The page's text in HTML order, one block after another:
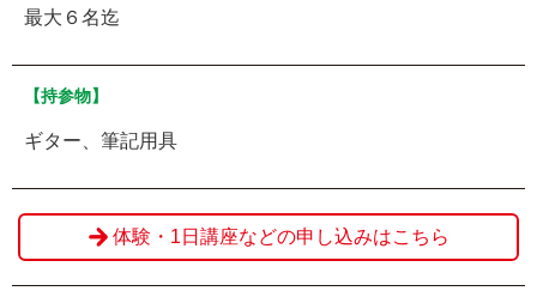
最大６名迄
【持参物】
ギター、筆記用具
体験・1日講座などの申し込みはこちら